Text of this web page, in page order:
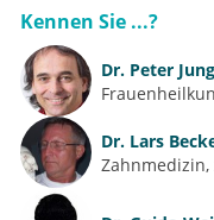
Kennen Sie ...?
Dr. Peter Jung
Dr. Lars